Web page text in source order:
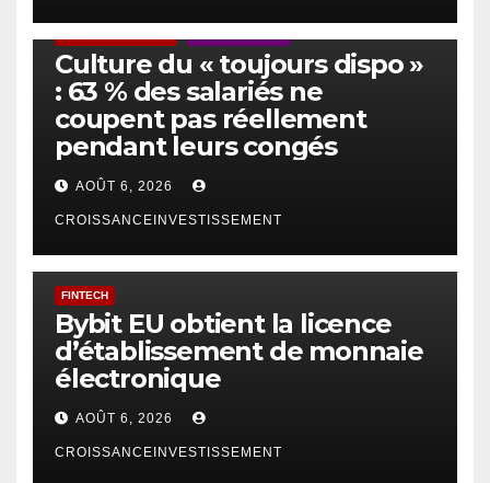
Culture du « toujours dispo »
: 63 % des salariés ne
coupent pas réellement
pendant leurs congés
AOÛT 6, 2026
CROISSANCEINVESTISSEMENT
FINTECH
Bybit EU obtient la licence
d’établissement de monnaie
électronique
AOÛT 6, 2026
CROISSANCEINVESTISSEMENT